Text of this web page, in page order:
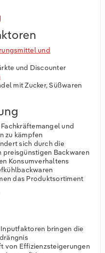
und
und Discounter
mit Zucker, Süßwaren
und
zu kämpfen
sich durch die
Backwaren
Konsumverhaltens
das Produktsortiment
bringen die
von Effizienzsteigerungen